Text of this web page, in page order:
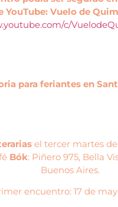
YouTube: Vuelo de
c/
para feriantes en
el tercer martes
Bók: Piñero 975, Bella
Buenos Aires.
encuentro: 17 de